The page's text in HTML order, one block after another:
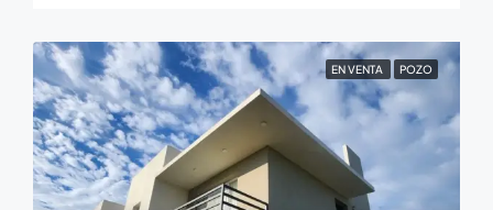
EN VENTA POZO